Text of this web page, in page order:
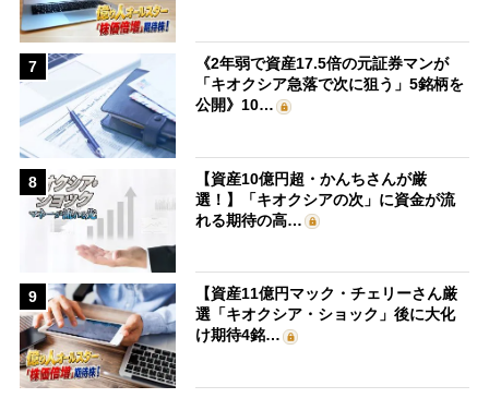
7
《2年弱で資産17.5倍の元証券マンが
「キオクシア急落で次に狙う」5銘柄を
公開》10…
8
【資産10億円超・かんちさんが厳
選！】「キオクシアの次」に資金が流
れる期待の高…
9
【資産11億円マック・チェリーさん厳
選「キオクシア・ショック」後に大化
け期待4銘…